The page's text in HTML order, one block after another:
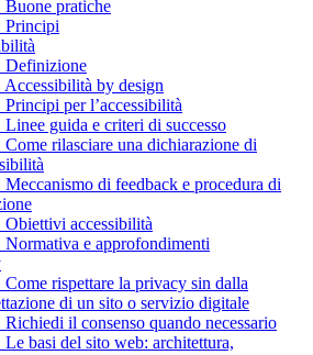
Buone pratiche
Principi
Definizione
Accessibilità by design
Principi per l’accessibilità
Linee guida e criteri di successo
Come rilasciare una dichiarazione di
Meccanismo di feedback e procedura di
Obiettivi accessibilità
Normativa e approfondimenti
Come rispettare la privacy sin dalla
di un sito o servizio digitale
Richiedi il consenso quando necessario
Le basi del sito web: architettura,